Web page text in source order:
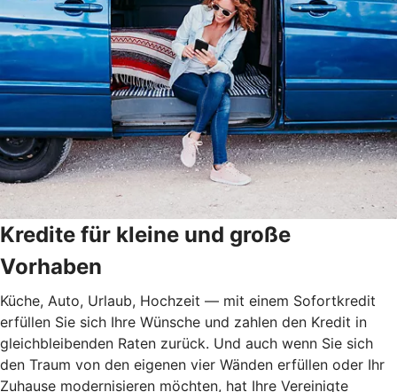
Kredite für kleine und große
Vorhaben
Küche, Auto, Urlaub, Hochzeit — mit einem Sofortkredit
erfüllen Sie sich Ihre Wünsche und zahlen den Kredit in
gleichbleibenden Raten zurück. Und auch wenn Sie sich
den Traum von den eigenen vier Wänden erfüllen oder Ihr
Zuhause modernisieren möchten, hat Ihre Vereinigte